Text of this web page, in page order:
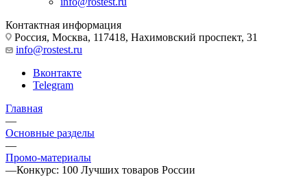
Контактная информация
Россия, Москва, 117418, Нахимовский проспект, 31
info@rostest.ru
Вконтакте
Telegram
Главная
—
Основные разделы
—
Промо-материалы
—Конкурс: 100 Лучших товаров России